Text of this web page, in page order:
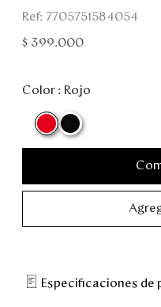
: 7705751584054
$ 399.000
Color : Rojo
Especificaciones de